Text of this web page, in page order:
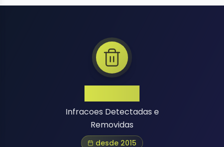
Infracoes Detectadas e
Removidas
desde 2015